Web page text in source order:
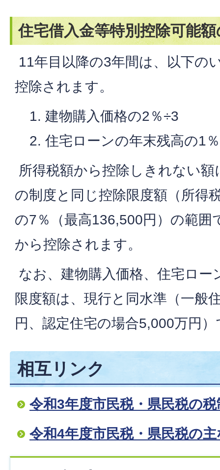
住宅借入金等特別控除可能
11年目以降の3年間は、以下の
控除されます。
建物購入価格の2％÷3
住宅ローンの年末残高の1％
所得税額から控除しきれない
の制度と同じ控除限度額（所得
の7％（最高136,500円）の範囲
から控除されます。
なお、建物購入価格、住宅ロー
限度額は、現行と同水準（一般
円、認定住宅の場合5,000万円
相互リンク
令和3年度市民税・県民税の
令和4年度市民税・県民税の